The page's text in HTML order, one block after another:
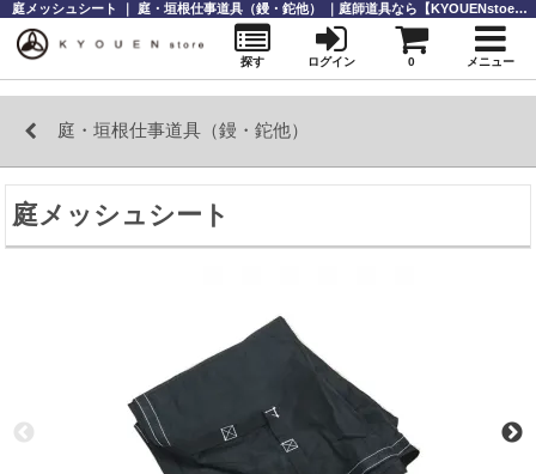
庭・垣根仕事道具（鏝・鉈他）
庭メッシュシート
庭メッシュシート ｜ 庭・垣根仕事道具（鏝・鉈他） ｜庭師道具なら【KYOUENstoe】庭師道具・造園資材の販売と通販
探す ログイン 0 メニュー